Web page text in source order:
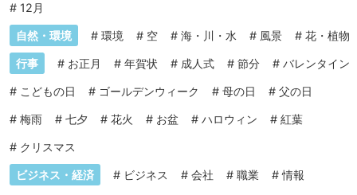
# 12月
自然・環境 # 環境 # 空 # 海・川・水 # 風景 # 花・植物
行事 # お正月 # 年賀状 # 成人式 # 節分 # バレンタイン
# こどもの日 # ゴールデンウィーク # 母の日 # 父の日
# 梅雨 # 七夕 # 花火 # お盆 # ハロウィン # 紅葉
# クリスマス
ビジネス・経済 # ビジネス # 会社 # 職業 #情報